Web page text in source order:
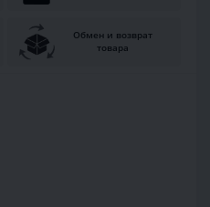
Обмен и возврат
товара